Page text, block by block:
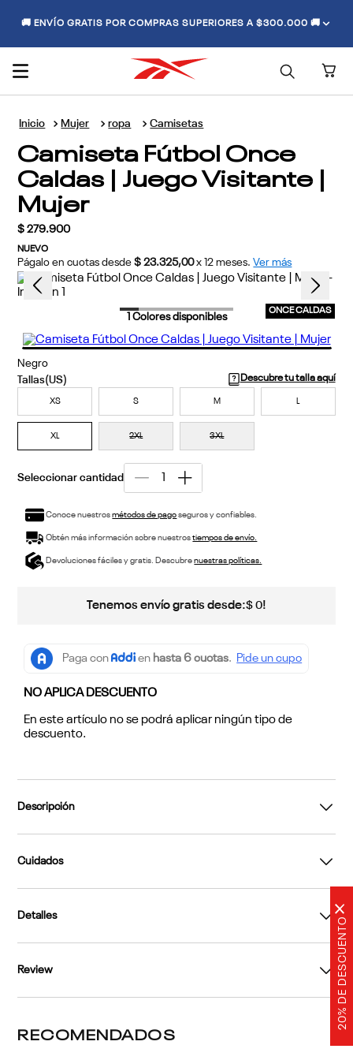
20% DE DESCUENTO
×
🚚 ENVÍO GRATIS POR COMPRAS SUPERIORES A $300.000 🚚
Mujer ropa Camisetas
Camiseta Fútbol Once
Caldas | Juego Visitante |
Mujer
$ 279.900
NUEVO
Págalo en cuotas desde $ 23.325,00 x 12 meses. Ver más
ONCE CALDAS
Colores disponibles
Negro
Descubre tu talla aquí
XS S M L
XL 2XL 3XL
Conoce nuestrosmétodos de pagoseguros y confiables.
Obtén más información sobre nuestrostiempos de envío.
Devoluciones fáciles y gratis. Descubrenuestras políticas.
Tenemos envío gratis desde:$ 0!
NO APLICA DESCUENTO
En este artículo no se podrá aplicar ningún tipo de
descuento.
Descripción
Cuidados
Detalles
Review
RECOMENDADOS